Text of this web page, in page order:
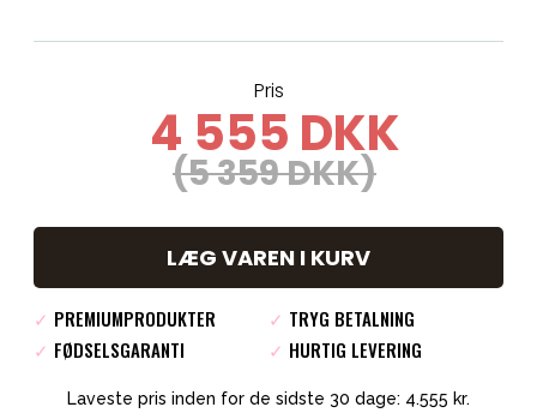
Pris
4 555 DKK
(5 359 DKK)
LÆG VAREN I KURV
✓ PREMIUMPRODUKTER ✓ TRYG BETALNING
✓ FØDSELSGARANTI ✓ HURTIG LEVERING
Laveste pris inden for de sidste 30 dage: 4.555 kr.